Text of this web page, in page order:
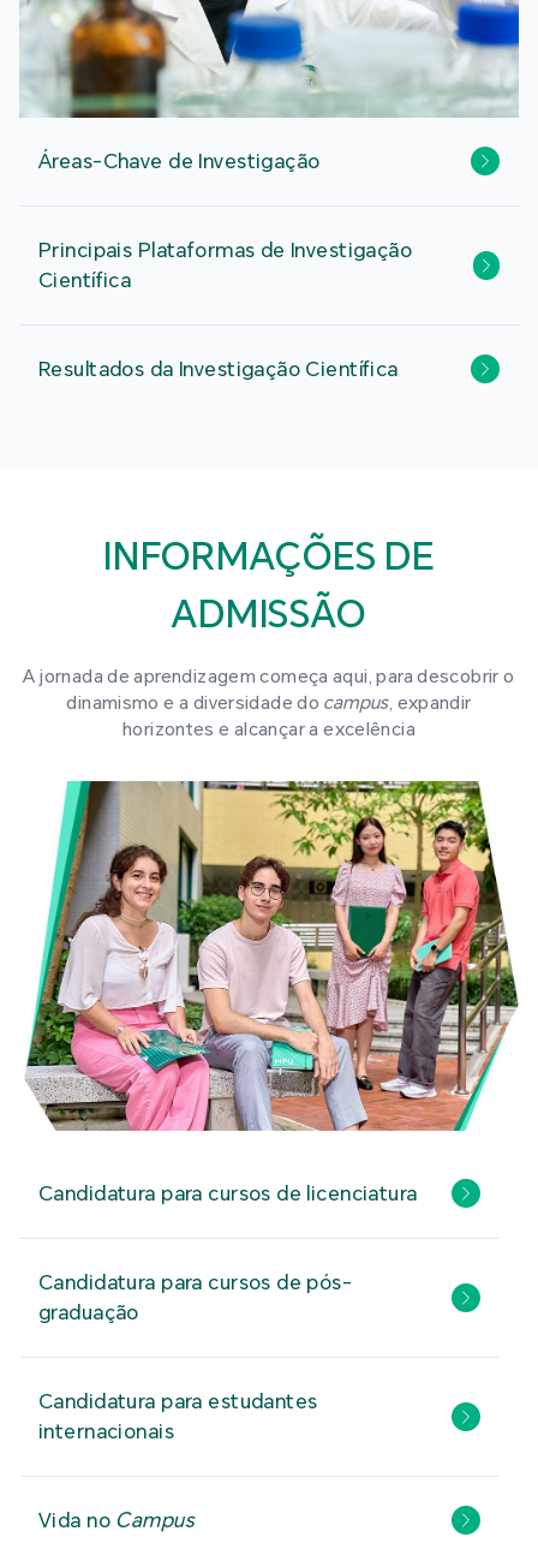
Áreas-Chave de Investigação
Principais Plataformas de Investigação
Científica
Resultados da Investigação Científica
INFORMAÇÕES DE
ADMISSÃO
A jornada de aprendizagem começa aqui, para descobrir o
dinamismo e a diversidade do campus, expandir
horizontes e alcançar a excelência
Candidatura para cursos de licenciatura
Candidatura para cursos de pós-
graduação
Candidatura para estudantes
internacionais
Vida no Campus